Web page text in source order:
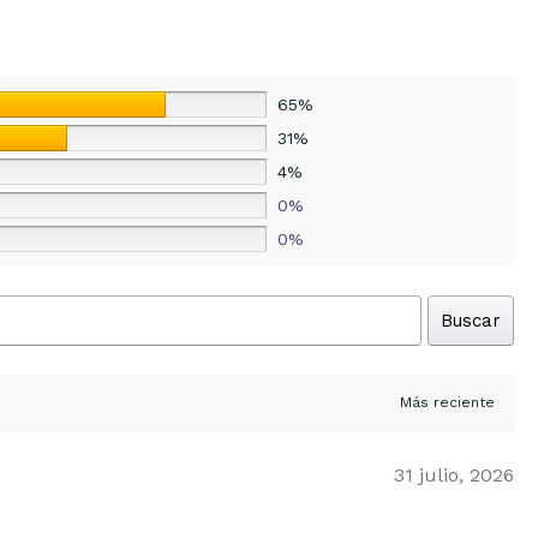
65%
31%
4%
0%
0%
Buscar
31 julio, 2026